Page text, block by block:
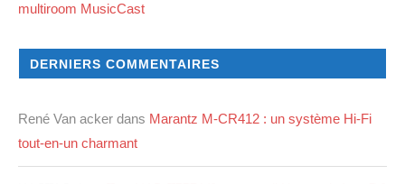
multiroom MusicCast
DERNIERS COMMENTAIRES
René Van acker dans Marantz M-CR412 : un système Hi-Fi
tout-en-un charmant